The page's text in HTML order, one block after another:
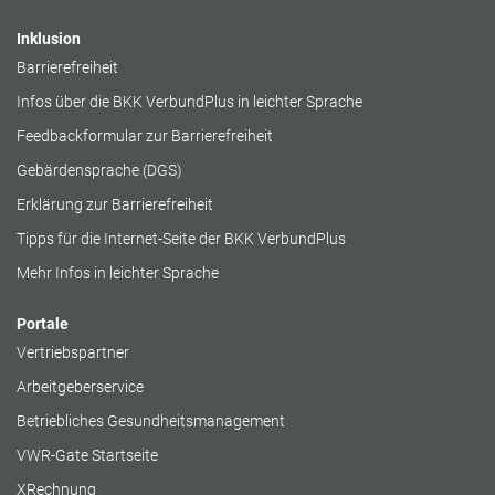
Inklusion
Barrierefreiheit
Infos über die BKK VerbundPlus in leichter Sprache
Feedbackformular zur Barrierefreiheit
Gebärdensprache (DGS)
Erklärung zur Barrierefreiheit
Tipps für die Internet-Seite der BKK VerbundPlus
Mehr Infos in leichter Sprache
Portale
Vertriebspartner
Arbeitgeberservice
Betriebliches Gesundheitsmanagement
VWR-Gate Startseite
XRechnung